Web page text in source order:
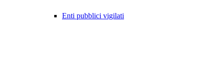
Enti pubblici vigilati